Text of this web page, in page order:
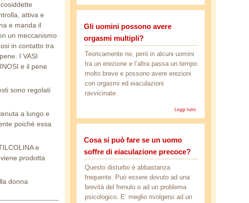
attiva e
e manda il
un meccanismo
in contatto tra
I VASI
e il pene
sono regolati
a lungo e
poiché essa
e
prodotta
donna
orgasmo ed
Gli uomini possono avere
orgasmi multipli?
Teoricamente no, però in alcuni uomini
tra un erezione e l’altra passa un tempo
molto breve e possono avere erezioni
con orgasmi ed eiaculazioni
ravvicinate.
Leggi tutto
possono
Cosa si può fare se un uomo
soffre di eiaculazione precoce?
Questo disturbo è abbastanza
frequente. Può essere dovuto ad una
brevità del frenulo o ad un problema
psicologico. E’ meglio rivolgersi ad un